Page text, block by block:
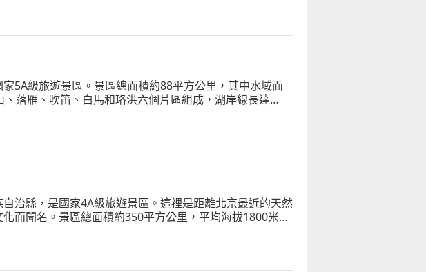
5A級旅遊景區。景區總面積約88平方公里，其中水域面
落雁、吹笛、白馬和珞洪六個片區組成，湖岸線長達
治縣，是國家4A級旅遊景區。這裡是距離北京最近的天然
而聞名。景區總面積約350平方公里，平均海拔1800米，